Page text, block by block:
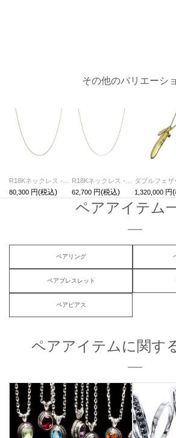
その他のバリエーシ
80,300
62,700
1,320,000
ペアアイテム
ペアリング
ペアブレスレット
ペアピアス
ペアアイテムに関す